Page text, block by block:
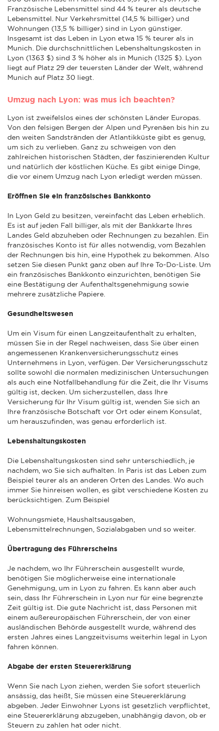
Französische Lebensmittel sind 44 % teurer als deutsche
Lebensmittel. Nur Verkehrsmittel (14,5 % billiger) und
Wohnungen (13,5 % billiger) sind in Lyon günstiger.
Insgesamt ist das Leben in Lyon etwa 15 % teurer als in
Munich. Die durchschnittlichen Lebenshaltungskosten in
Lyon (1363 $) sind 3 % höher als in Munich (1325 $). Lyon
liegt auf Platz 29 der teuersten Länder der Welt, während
Munich auf Platz 30 liegt.
Umzug nach Lyon: was mus ich beachten?
Lyon ist zweifelslos eines der schönsten Länder Europas.
Von den felsigen Bergen der Alpen und Pyrenäen bis hin zu
den weiten Sandstränden der Atlantikküste gibt es genug,
um sich zu verlieben. Ganz zu schweigen von den
zahlreichen historischen Städten, der faszinierenden Kultur
und natürlich der köstlichen Küche. Es gibt einige Dinge,
die vor einem Umzug nach Lyon erledigt werden müssen.
Eröffnen Sie ein französisches Bankkonto
In Lyon Geld zu besitzen, vereinfacht das Leben erheblich.
Es ist auf jeden Fall billiger, als mit der Bankkarte Ihres
Landes Geld abzuheben oder Rechnungen zu bezahlen. Ein
französisches Konto ist für alles notwendig, vom Bezahlen
der Rechnungen bis hin, eine Hypothek zu bekommen. Also
setzen Sie diesen Punkt ganz oben auf Ihre To-Do-Liste. Um
ein französisches Bankkonto einzurichten, benötigen Sie
eine Bestätigung der Aufenthaltsgenehmigung sowie
mehrere zusätzliche Papiere.
Gesundheitswesen
Um ein Visum für einen Langzeitaufenthalt zu erhalten,
müssen Sie in der Regel nachweisen, dass Sie über einen
angemessenen Krankenversicherungsschutz eines
Unternehmens in Lyon, verfügen. Der Versicherungsschutz
sollte sowohl die normalen medizinischen Untersuchungen
als auch eine Notfallbehandlung für die Zeit, die Ihr Visums
gültig ist, decken. Um sicherzustellen, dass Ihre
Versicherung für Ihr Visum gültig ist, wenden Sie sich an
Ihre französische Botschaft vor Ort oder einem Konsulat,
um herauszufinden, was genau erforderlich ist.
Lebenshaltungskosten
Die Lebenshaltungskosten sind sehr unterschiedlich, je
nachdem, wo Sie sich aufhalten. In Paris ist das Leben zum
Beispiel teurer als an anderen Orten des Landes. Wo auch
immer Sie hinreisen wollen, es gibt verschiedene Kosten zu
berücksichtigen. Zum Beispiel
Wohnungsmiete, Haushaltsausgaben,
Lebensmittelrechnungen, Sozialabgaben und so weiter.
Übertragung des Führerscheins
Je nachdem, wo Ihr Führerschein ausgestellt wurde,
benötigen Sie möglicherweise eine internationale
Genehmigung, um in Lyon zu fahren. Es kann aber auch
sein, dass Ihr Führerschein in Lyon nur für eine begrenzte
Zeit gültig ist. Die gute Nachricht ist, dass Personen mit
einem außereuropäischen Führerschein, der von einer
ausländischen Behörde ausgestellt wurde, während des
ersten Jahres eines Langzeitvisums weiterhin legal in Lyon
fahren können.
Abgabe der ersten Steuererklärung
Wenn Sie nach Lyon ziehen, werden Sie sofort steuerlich
ansässig, das heißt, Sie müssen eine Steuererklärung
abgeben. Jeder Einwohner Lyons ist gesetzlich verpflichtet,
eine Steuererklärung abzugeben, unabhängig davon, ob er
Steuern zu zahlen hat oder nicht.